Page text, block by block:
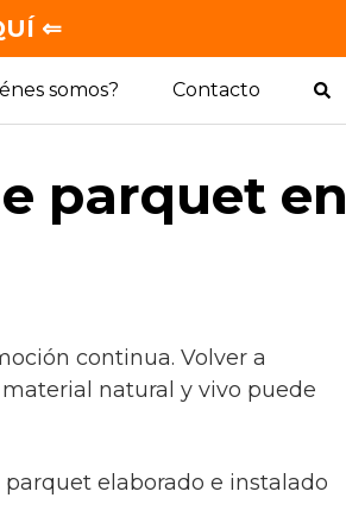
somos? Contacto
parquet en
continua. Volver a
natural y vivo puede
elaborado e instalado
⇐